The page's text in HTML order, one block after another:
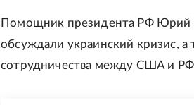
Помощник президента РФ Юрий
обсуждали украинский кризис,
сотрудничества между США и